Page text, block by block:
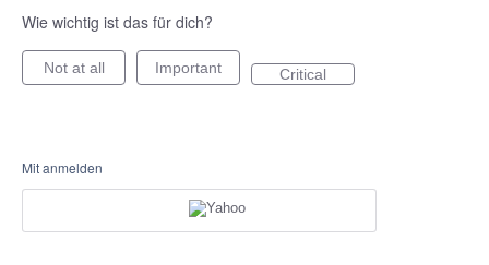
Wie wichtig ist das für dich?
Not at all Important Critical
Mit anmelden